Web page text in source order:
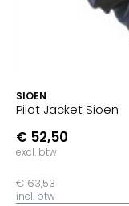
SIOEN
Pilot Jacket Sioen
€ 52,50
excl. btw
€ 63,53
incl. btw